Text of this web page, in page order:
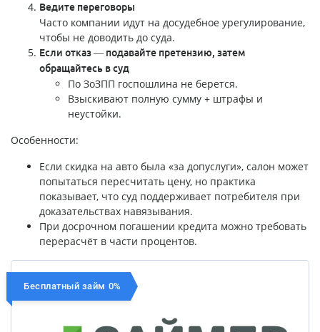
Ведите переговоры
Часто компании идут на досудебное урегулирование,
чтобы не доводить до суда.
Если отказ — подавайте претензию, затем
обращайтесь в суд
По ЗоЗПП госпошлина не берется.
Взыскивают полную сумму + штрафы и
неустойки.
Особенности:
Если скидка на авто была «за допуслуги», салон может
попытаться пересчитать цену, но практика
показывает, что суд поддерживает потребителя при
доказательствах навязывания.
При досрочном погашении кредита можно требовать
перерасчёт в части процентов.
Бесплатный займ 0%